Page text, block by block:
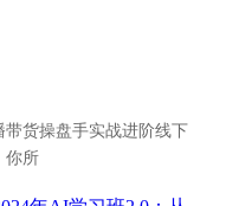
带货操盘手实战进阶线下
你所